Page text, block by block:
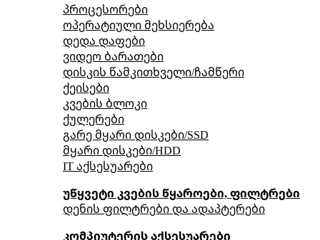
პროცესორები
ოპერატიული მეხსიერება
დედა დაფები
ვიდეო ბარათები
დისკის წამკითხველი/ჩამწერი
ქეისები
კვების ბლოკი
ქულერები
გარე მყარი დისკები/SSD
მყარი დისკები/HDD
IT აქსესუარები
უწყვეტი კვების წყაროები, ფილტრები
დენის ფილტრები და ადაპტერები
კომპიუტერის აქსესუარები